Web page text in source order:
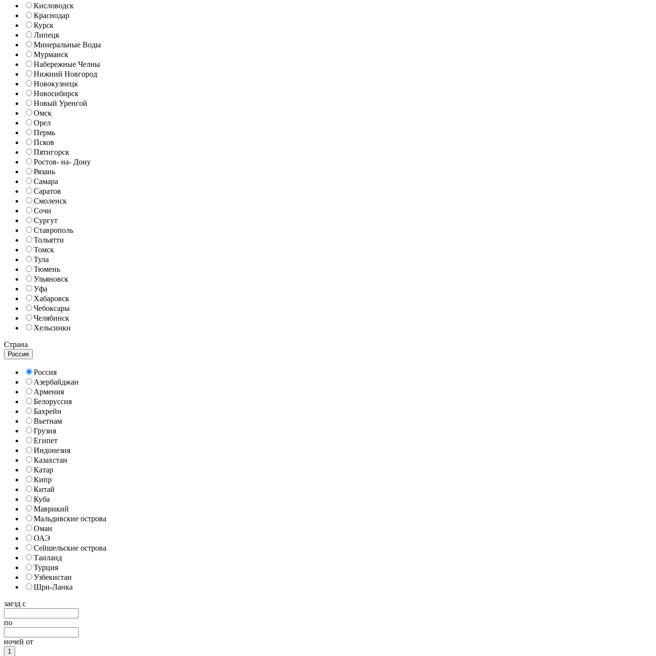
Кисловодск
Краснодар
Курск
Липецк
Минеральные Воды
Мурманск
Набережные Челны
Нижний Новгород
Новокузнецк
Новосибирск
Новый Уренгой
Омск
Орел
Пермь
Псков
Пятигорск
Ростов- на- Дону
Рязань
Самара
Саратов
Смоленск
Сочи
Сургут
Ставрополь
Тольятти
Томск
Тула
Тюмень
Ульяновск
Уфа
Хабаровск
Чебоксары
Челябинск
Хельсинки
Страна
Россия
Россия
Азербайджан
Армения
Белоруссия
Бахрейн
Вьетнам
Грузия
Египет
Индонезия
Казахстан
Катар
Кипр
Китай
Куба
Маврикий
Мальдивские острова
Оман
ОАЭ
Сейшельские острова
Таиланд
Турция
Узбекистан
Шри-Ланка
заезд с
по
ночей от
1